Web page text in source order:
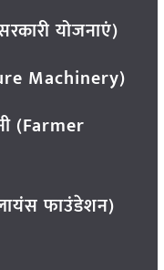
योजनाएं)
Machinery)
(Farmer
फाउंडेशन)